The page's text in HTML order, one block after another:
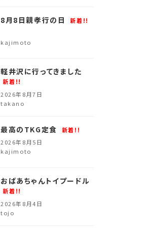
8月8日親孝行の日 新着!!
kajimoto
軽井沢に行ってきました
新着!!
2026年8月7日
takano
最高のTKG定食
新着!!
2026年8月5日
kajimoto
おばあちゃんトイプードル
新着!!
2026年8月4日
tojo